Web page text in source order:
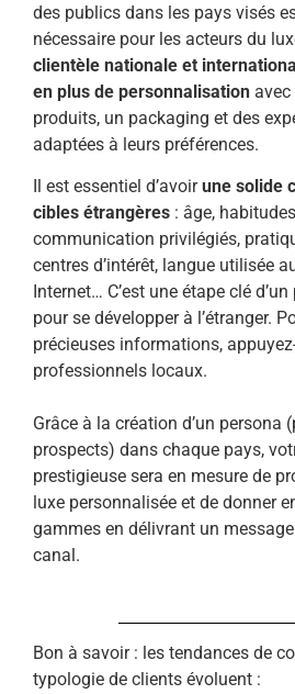
des publics dans les pays visés
nécessaire pour les acteurs du
clientèle nationale et
en plus de personnalisation
produits, un packaging et des
adaptées à leurs préférences.
Il est essentiel d’avoirune solide
cibles étrangères : âge,
communication privilégiés,
centres d’intérêt, langue utilisée
Internet… C’est une étape clé
pour se développer à l’étranger.
précieuses informations,
professionnels locaux.
Grâce à la création d’un persona
prospects) dans chaque pays,
prestigieuse sera en mesure de
luxe personnalisée et de donner
gammes en délivrant un
canal.
Bon à savoir : les tendances de
typologie de clients évoluent :